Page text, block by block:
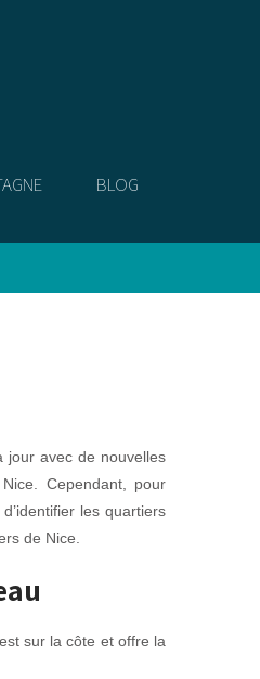
BLOG
jour avec de nouvelles
Cependant, pour
les quartiers
de Nice.
sur la côte et offre la